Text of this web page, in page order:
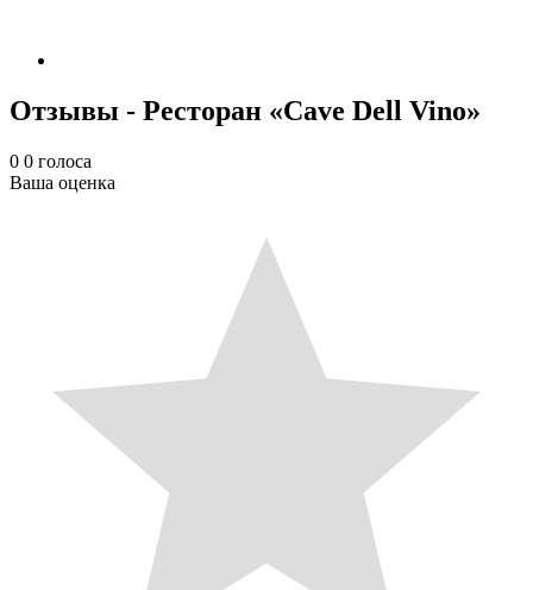
Отзывы - Ресторан «Cave Dell Vino»
0 0 голоса
Ваша оценка